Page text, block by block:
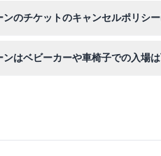
のチケットのキャンセルポリシ
はベビーカーや車椅子での入場